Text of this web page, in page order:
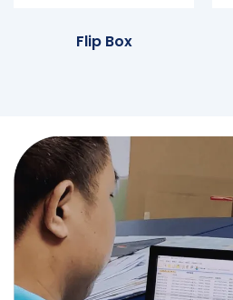
Flip Box